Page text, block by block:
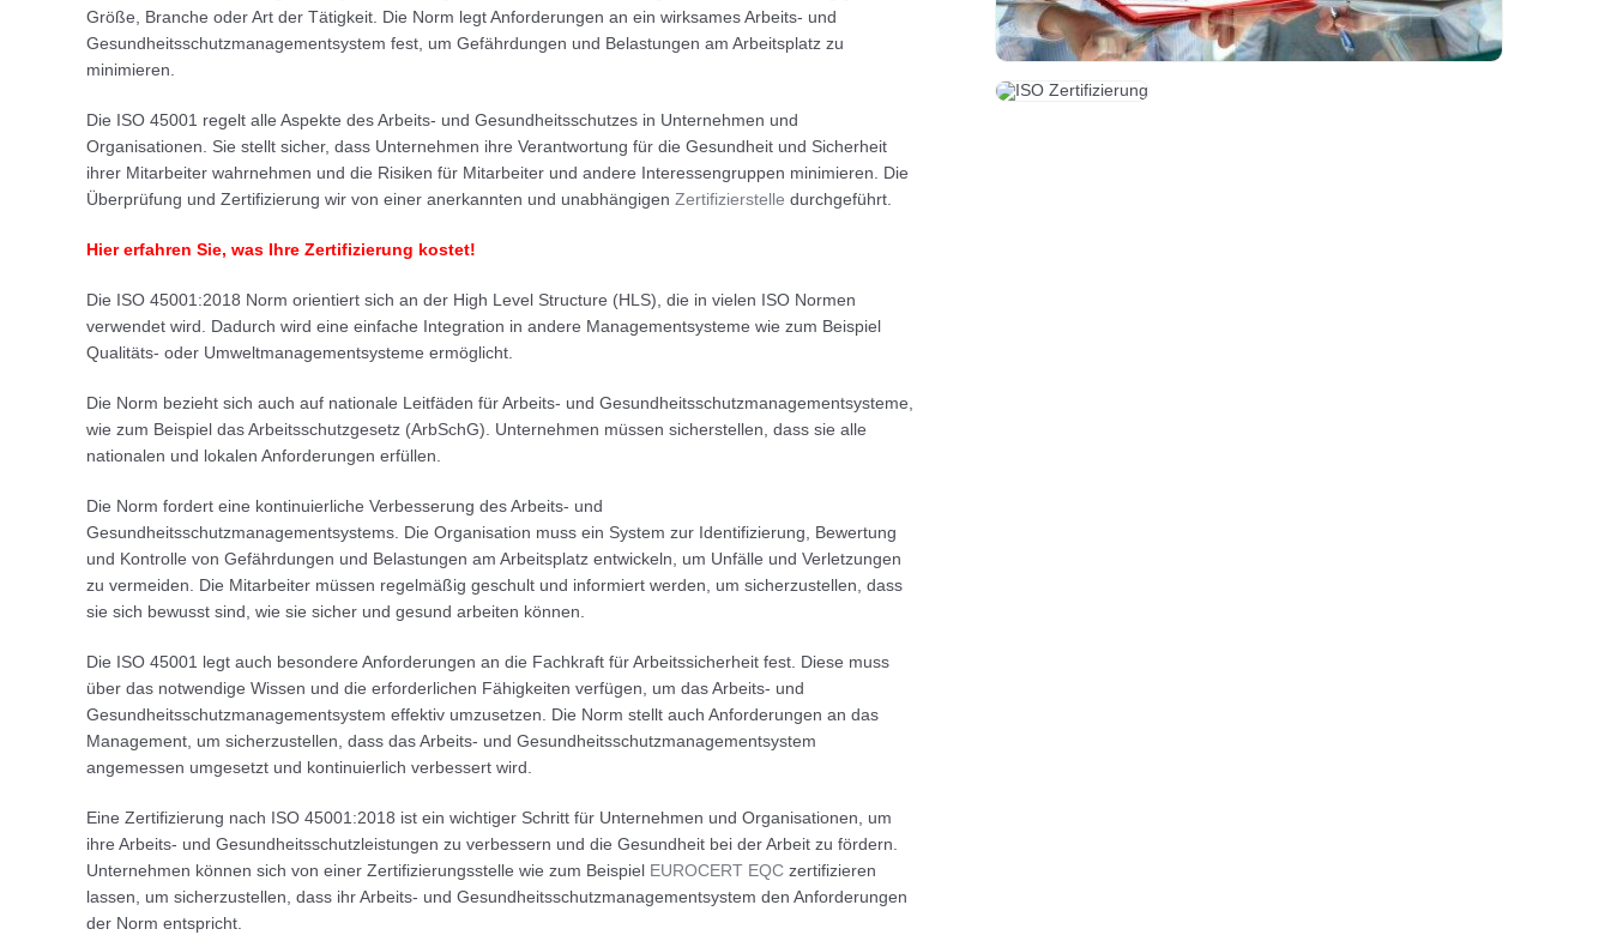
Größe, Branche oder Art der Tätigkeit. Die Norm legt Anforderungen an ein wirksames Arbeits- und
Gesundheitsschutzmanagementsystem fest, um Gefährdungen und Belastungen am Arbeitsplatz zu
minimieren.
Die ISO 45001 regelt alle Aspekte des Arbeits- und Gesundheitsschutzes in Unternehmen und
Organisationen. Sie stellt sicher, dass Unternehmen ihre Verantwortung für die Gesundheit und Sicherheit
ihrer Mitarbeiter wahrnehmen und die Risiken für Mitarbeiter und andere Interessengruppen minimieren. Die
Überprüfung und Zertifizierung wir von einer anerkannten und unabhängigen Zertifizierstelle durchgeführt.
Hier erfahren Sie, was Ihre Zertifizierung kostet!
Die ISO 45001:2018 Norm orientiert sich an der High Level Structure (HLS), die in vielen ISO Normen
verwendet wird. Dadurch wird eine einfache Integration in andere Managementsysteme wie zum Beispiel
Qualitäts- oder Umweltmanagementsysteme ermöglicht.
Die Norm bezieht sich auch auf nationale Leitfäden für Arbeits- und Gesundheitsschutzmanagementsysteme,
wie zum Beispiel das Arbeitsschutzgesetz (ArbSchG). Unternehmen müssen sicherstellen, dass sie alle
nationalen und lokalen Anforderungen erfüllen.
Die Norm fordert eine kontinuierliche Verbesserung des Arbeits- und
Gesundheitsschutzmanagementsystems. Die Organisation muss ein System zur Identifizierung, Bewertung
und Kontrolle von Gefährdungen und Belastungen am Arbeitsplatz entwickeln, um Unfälle und Verletzungen
zu vermeiden. Die Mitarbeiter müssen regelmäßig geschult und informiert werden, um sicherzustellen, dass
sie sich bewusst sind, wie sie sicher und gesund arbeiten können.
Die ISO 45001 legt auch besondere Anforderungen an die Fachkraft für Arbeitssicherheit fest. Diese muss
über das notwendige Wissen und die erforderlichen Fähigkeiten verfügen, um das Arbeits- und
Gesundheitsschutzmanagementsystem effektiv umzusetzen. Die Norm stellt auch Anforderungen an das
Management, um sicherzustellen, dass das Arbeits- und Gesundheitsschutzmanagementsystem
angemessen umgesetzt und kontinuierlich verbessert wird.
Eine Zertifizierung nach ISO 45001:2018 ist ein wichtiger Schritt für Unternehmen und Organisationen, um
ihre Arbeits- und Gesundheitsschutzleistungen zu verbessern und die Gesundheit bei der Arbeit zu fördern.
Unternehmen können sich von einer Zertifizierungsstelle wie zum Beispiel EUROCERT EQC zertifizieren
lassen, um sicherzustellen, dass ihr Arbeits- und Gesundheitsschutzmanagementsystem den Anforderungen
der Norm entspricht.